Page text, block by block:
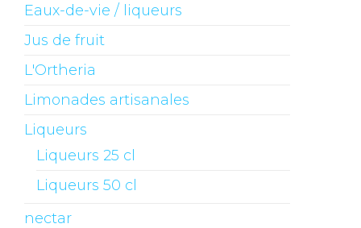
Eaux-de-vie / liqueurs
Jus de fruit
L'Ortheria
Limonades artisanales
Liqueurs
Liqueurs 25 cl
Liqueurs 50 cl
nectar